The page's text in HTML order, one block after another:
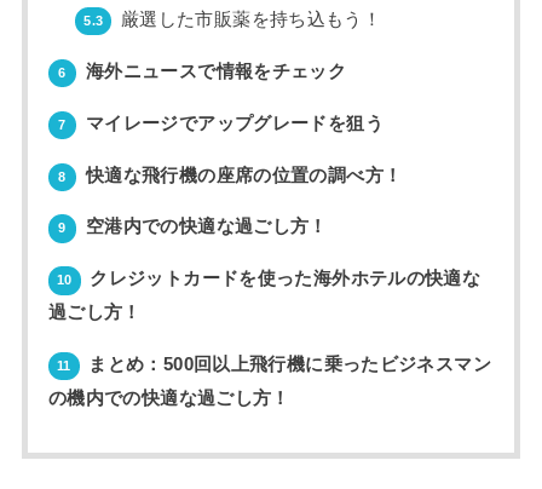
5.3 厳選した市販薬を持ち込もう！
6 海外ニュースで情報をチェック
7 マイレージでアップグレードを狙う
8 快適な飛行機の座席の位置の調べ方！
9 空港内での快適な過ごし方！
10
クレジットカードを使った海外ホテルの快適な
過ごし方！
11
まとめ：500回以上飛行機に乗ったビジネスマン
の機内での快適な過ごし方！